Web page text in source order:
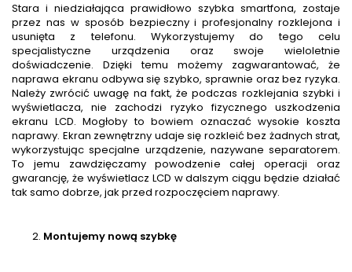
Stara i niedziałająca prawidłowo szybka smartfona, zostaje
przez nas w sposób bezpieczny i profesjonalny rozklejona i
usunięta z telefonu. Wykorzystujemy do tego celu
specjalistyczne urządzenia oraz swoje wieloletnie
doświadczenie. Dzięki temu możemy zagwarantować, że
naprawa ekranu odbywa się szybko, sprawnie oraz bez ryzyka.
Należy zwrócić uwagę na fakt, że podczas rozklejania szybki i
wyświetlacza, nie zachodzi ryzyko fizycznego uszkodzenia
ekranu LCD. Mogłoby to bowiem oznaczać wysokie koszta
naprawy. Ekran zewnętrzny udaje się rozkleić bez żadnych strat,
wykorzystując specjalne urządzenie, nazywane separatorem.
To jemu zawdzięczamy powodzenie całej operacji oraz
gwarancję, że wyświetlacz LCD w dalszym ciągu będzie działać
tak samo dobrze, jak przed rozpoczęciem naprawy.
Montujemy nową szybkę